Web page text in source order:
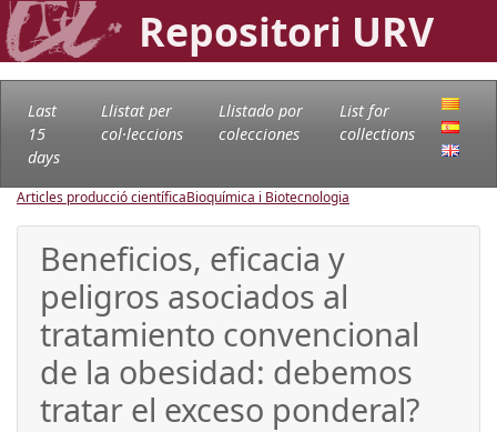
Repositori URV
Last
15
days
Llistat per
col·leccions
Llistado por
colecciones
List for
collections
Articles producció científicaBioquímica i Biotecnologia
Beneficios, eficacia y
peligros asociados al
tratamiento convencional
de la obesidad: debemos
tratar el exceso ponderal?